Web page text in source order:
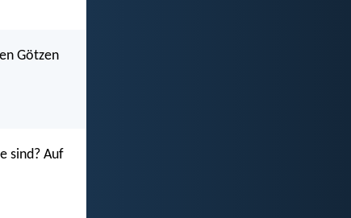
Götzen
sind? Auf